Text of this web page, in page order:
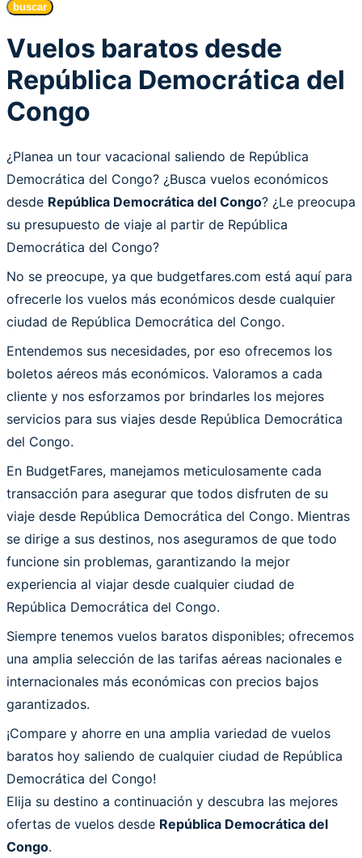
buscar
Vuelos baratos desde
República Democrática del
Congo
¿Planea un tour vacacional saliendo de República
Democrática del Congo? ¿Busca vuelos económicos
desde República Democrática del Congo? ¿Le preocupa
su presupuesto de viaje al partir de República
Democrática del Congo?
No se preocupe, ya que budgetfares.com está aquí para
ofrecerle los vuelos más económicos desde cualquier
ciudad de República Democrática del Congo.
Entendemos sus necesidades, por eso ofrecemos los
boletos aéreos más económicos. Valoramos a cada
cliente y nos esforzamos por brindarles los mejores
servicios para sus viajes desde República Democrática
del Congo.
En BudgetFares, manejamos meticulosamente cada
transacción para asegurar que todos disfruten de su
viaje desde República Democrática del Congo. Mientras
se dirige a sus destinos, nos aseguramos de que todo
funcione sin problemas, garantizando la mejor
experiencia al viajar desde cualquier ciudad de
República Democrática del Congo.
Siempre tenemos vuelos baratos disponibles; ofrecemos
una amplia selección de las tarifas aéreas nacionales e
internacionales más económicas con precios bajos
garantizados.
¡Compare y ahorre en una amplia variedad de vuelos
baratos hoy saliendo de cualquier ciudad de República
Democrática del Congo!
Elija su destino a continuación y descubra las mejores
ofertas de vuelos desde República Democrática del
Congo.